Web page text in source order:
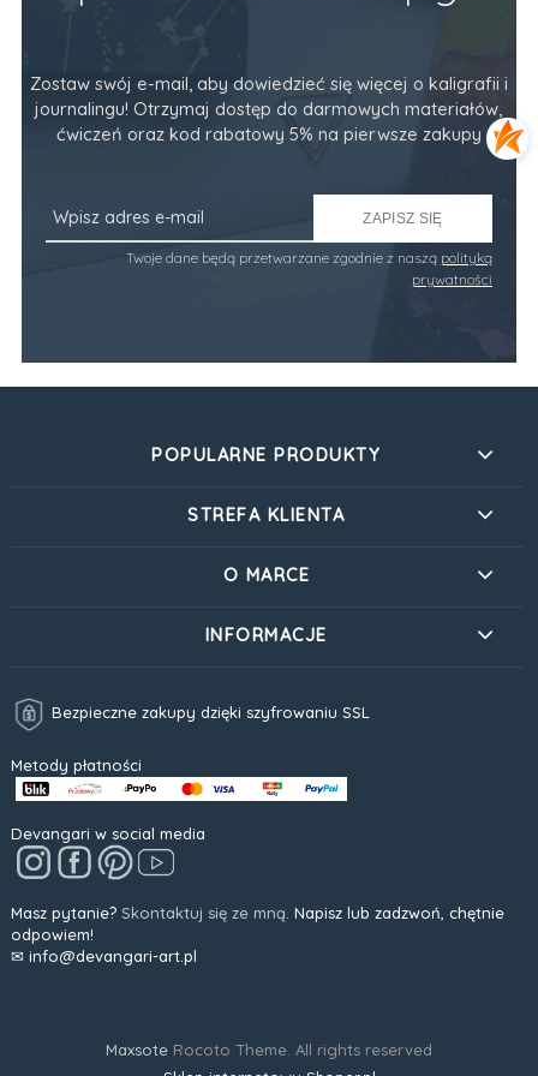
Zostaw swój e-mail, aby dowiedzieć się więcej o kaligrafii i
journalingu! Otrzymaj dostęp do darmowych materiałów,
ćwiczeń oraz kod rabatowy 5% na pierwsze zakupy
ZAPISZ SIĘ
Twoje dane będą przetwarzane zgodnie z naszą polityką
prywatności
POPULARNE PRODUKTY
STREFA KLIENTA
O MARCE
INFORMACJE
Bezpieczne zakupy dzięki szyfrowaniu SSL
Metody płatności
Devangari w social media
Masz pytanie? Skontaktuj się ze mną. Napisz lub zadzwoń, chętnie
odpowiem!
✉ info@devangari-art.pl
Maxsote Rocoto Theme. All rights reserved